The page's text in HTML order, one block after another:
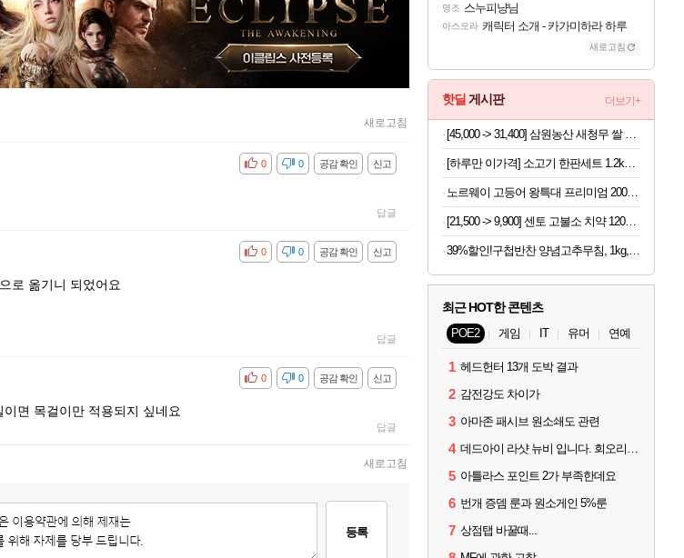
새로고침
신고
공감 확인
비공감 0
0
답글
신고
공감 확인
비공감 0
0
로 옮기니 되었어요
답글
신고
공감 확인
비공감 0
0
면 목걸이만 적용되지 싶네요
답글
새로고침
등록
명조 스누피냥님
아스오라 캐릭터 소개 - 카가미하라 하루
새로고침
핫딜 게시판 더보기+
노르웨이 고등어 왕특대 프리미엄 200-220g x 10팩
[21,500 -> 9,900] 센토 고불소 치약 120g x 4개
39%할인!구첩반찬 양념고추무침, 1kg, 1개
최근 HOT한 콘텐츠
POE2 게임 IT 유머 연예
1 헤드헌터 13개 도박 결과
2 감전강도 차이가
3 아마존 패시브 원소쇄도 관련
4 데드아이 라샷 뉴비 입니다. 회오리사격은 왜 쓰는건가요?
5 아틀라스 포인트 2가 부족한데요
6 번개 증뎀 룬과 원소게인 5%룬
7 상점탭 바꿀때...